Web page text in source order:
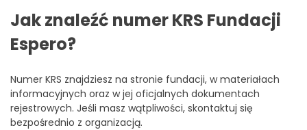
Jak znaleźć numer KRS Fundacji
Espero?
Numer KRS znajdziesz na stronie fundacji, w materiałach
informacyjnych oraz w jej oficjalnych dokumentach
rejestrowych. Jeśli masz wątpliwości, skontaktuj się
bezpośrednio z organizacją.